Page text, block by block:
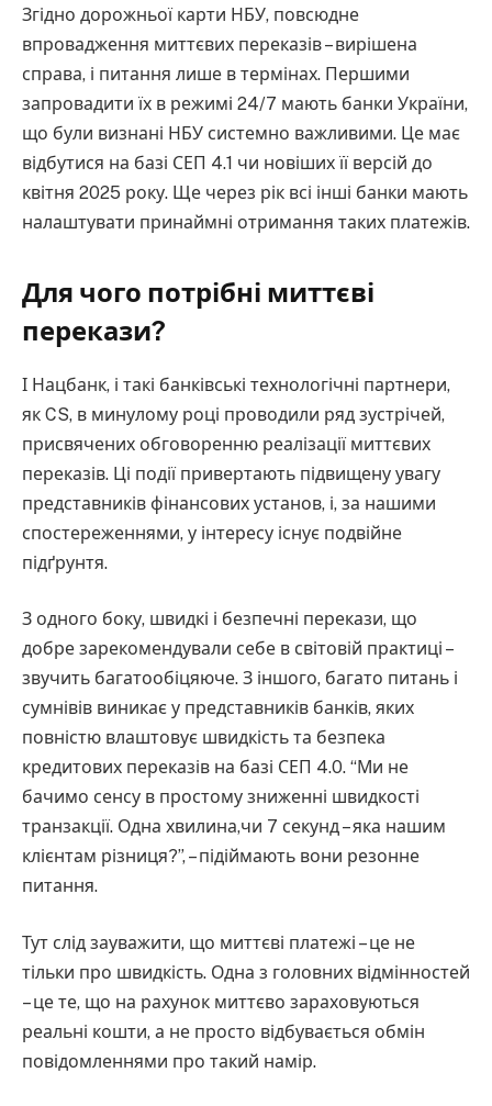
Згідно дорожньої карти НБУ, повсюдне
впровадження миттєвих переказів – вирішена
справа, і питання лише в термінах. Першими
запровадити їх в режимі 24/7 мають банки України,
що були визнані НБУ системно важливими. Це має
відбутися на базі СЕП 4.1 чи новіших її версій до
квітня 2025 року. Ще через рік всі інші банки мають
налаштувати принаймні отримання таких платежів.
Для чого потрібні миттєві
перекази?
І Нацбанк, і такі банківські технологічні партнери,
як CS, в минулому році проводили ряд зустрічей,
присвячених обговоренню реалізації миттєвих
переказів. Ці події привертають підвищену увагу
представників фінансових установ, і, за нашими
спостереженнями, у інтересу існує подвійне
підґрунтя.
З одного боку, швидкі і безпечні перекази, що
добре зарекомендували себе в світовій практиці –
звучить багатообіцяюче. З іншого, багато питань і
сумнівів виникає у представників банків, яких
повністю влаштовує швидкість та безпека
кредитових переказів на базі СЕП 4.0. “Ми не
бачимо сенсу в простому зниженні швидкості
транзакції. Одна хвилина,чи 7 секунд – яка нашим
клієнтам різниця?”, – підіймають вони резонне
питання.
Тут слід зауважити, що миттєві платежі – це не
тільки про швидкість. Одна з головних відмінностей
– це те, що на рахунок миттєво зараховуються
реальні кошти, а не просто відбувається обмін
повідомленнями про такий намір.